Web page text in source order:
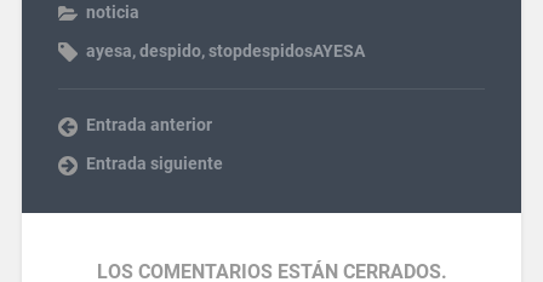
noticia
ayesa,despido,stopdespidosAYESA
Entrada anterior
Entrada siguiente
LOS COMENTARIOS ESTÁN CERRADOS.